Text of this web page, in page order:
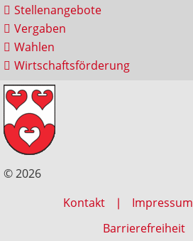
Stellenangebote
Vergaben
Wahlen
Wirtschaftsförderung
© 2026
Kontakt
Impressum
Barrierefreiheit